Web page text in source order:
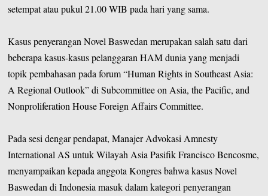
setempat atau pukul 21.00 WIB pada hari yang sama.
Kasus penyerangan Novel Baswedan merupakan salah satu dari
beberapa kasus-kasus pelanggaran HAM dunia yang menjadi
topik pembahasan pada forum “Human Rights in Southeast Asia:
A Regional Outlook” di Subcommittee on Asia, the Pacific, and
Nonproliferation House Foreign Affairs Committee.
Pada sesi dengar pendapat, Manajer Advokasi Amnesty
International AS untuk Wilayah Asia Pasifik Francisco Bencosme,
menyampaikan kepada anggota Kongres bahwa kasus Novel
Baswedan di Indonesia masuk dalam kategori penyerangan